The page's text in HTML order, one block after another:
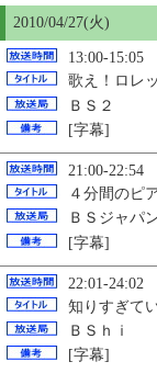
2010/04/27(火)
13:00-15:05
歌え！ロレ
ＢＳ２
[字幕]
21:00-22:54
４分間のピ
ＢＳジャパ
[字幕]
22:01-24:02
知りすぎて
ＢＳｈｉ
[字幕]